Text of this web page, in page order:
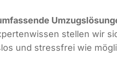
stellen wir
und stressfrei wie